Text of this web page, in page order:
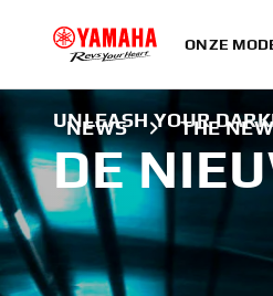
ONZE
NEWS THE
UNLEASH YOUR
DE